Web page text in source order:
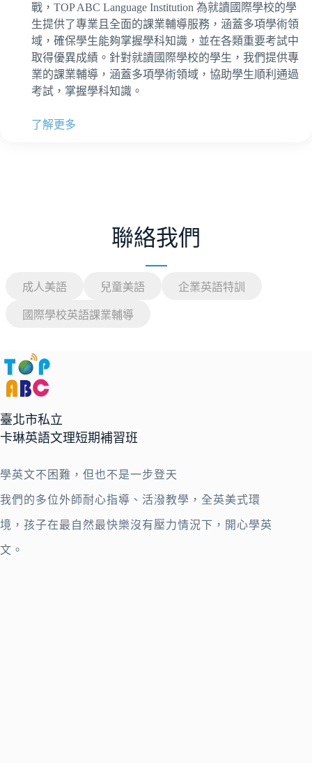
戰，TOP ABC Language Institution 為就讀國際學校的學
生提供了專業且全面的課業輔導服務，涵蓋多項學術領
域，確保學生能夠掌握學科知識，並在各類重要考試中
取得優異成績。針對就讀國際學校的學生，我們提供專
業的課業輔導，涵蓋多項學術領域，協助學生順利通過
考試，掌握學科知識。
了解更多
聯絡我們
成人美語 兒童美語 企業英語特訓
國際學校英語課業輔導
臺北市私立
卡琳英語文理短期補習班
學英文不困難，但也不是一步登天
我們的多位外師耐心指導、活潑教學，全英美式環
境，孩子在最自然最快樂沒有壓力情況下，開心學英
文。